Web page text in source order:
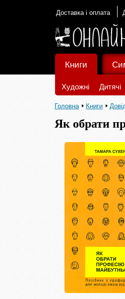
Доставка і оплата
Книги
Художні Дитячі
Головна Книги
Як обрати